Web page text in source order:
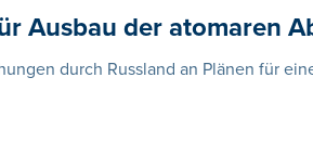
Ausbau der atomaren
durch Russland an Plänen für